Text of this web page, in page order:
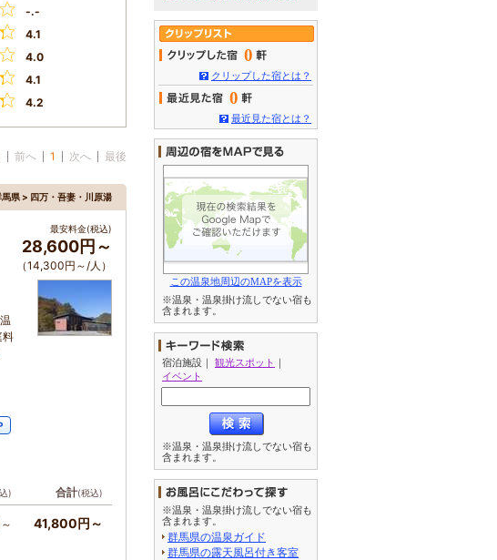
-.-
4.1
4.0
4.1
4.2
前へ 1 次へ 最後
馬県 > 四万・吾妻・川原湯
料
最安料金(税込)
28,600円～
（14,300円～/人）
) 合計(税込)
41,800円～
0
クリップした宿とは？
0
最近見た宿とは？
この温泉地周辺のMAPを表示
※温泉・温泉掛け流しでない宿も
含まれます。
宿泊施設 ｜ 観光スポット ｜
イベント
※温泉・温泉掛け流しでない宿も
含まれます。
※温泉・温泉掛け流しでない宿も
含まれます。
群馬県の温泉ガイド
群馬県の露天風呂付き客室